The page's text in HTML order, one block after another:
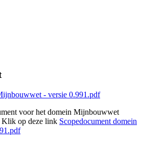
- versie 0.991.pdf
voor het domein Mijnbouwwet
Klik op deze link Scopedocument domein